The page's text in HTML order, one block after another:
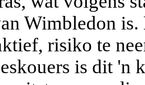
Wimbledon
risiko te
is dit 'n